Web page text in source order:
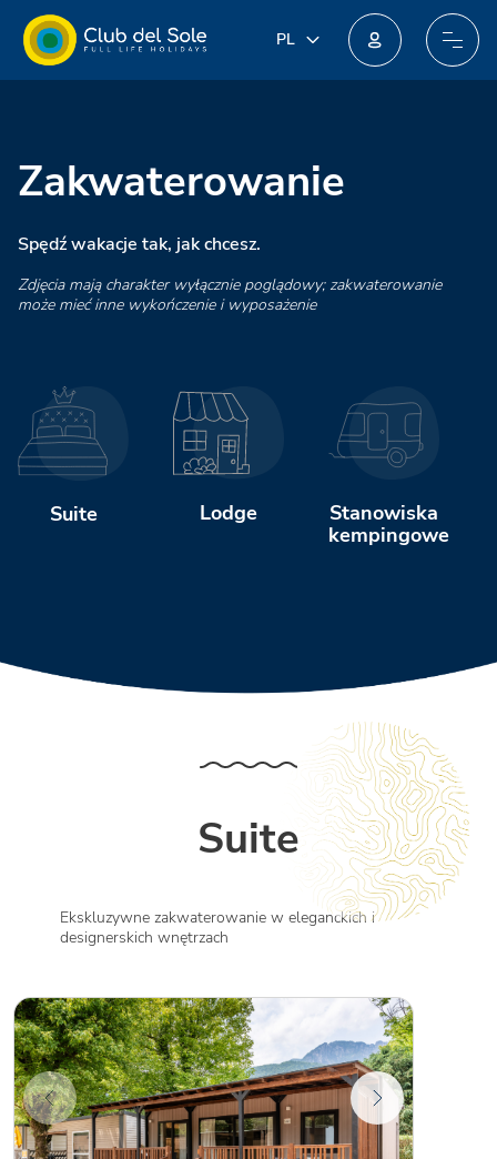
PL
NL
Zakwaterowanie
Spędź wakacje tak, jak chcesz.
Zdjęcia mają charakter wyłącznie poglądowy; zakwaterowanie
może mieć inne wykończenie i wyposażenie
Suite Lodge
Stanowiska
kempingowe
Suite
Ekskluzywne zakwaterowanie w eleganckich i
designerskich wnętrzach